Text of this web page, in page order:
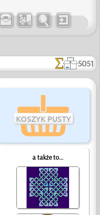
5051
KOSZYK PUSTY
a także to...